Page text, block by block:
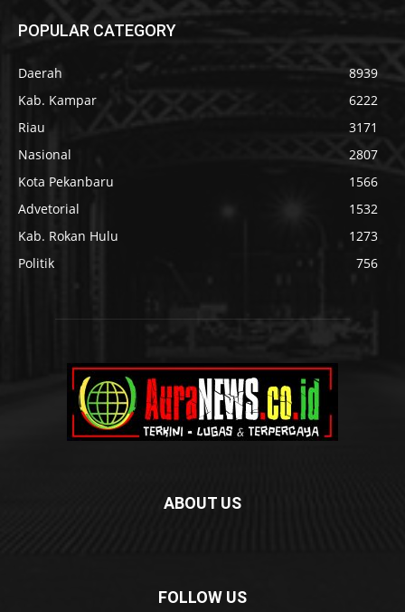
POPULAR CATEGORY
Daerah
8939
Kab. Kampar
6222
Riau
3171
Nasional
2807
Kota Pekanbaru
1566
Advetorial
1532
Kab. Rokan Hulu
1273
Politik
756
ABOUT US
FOLLOW US